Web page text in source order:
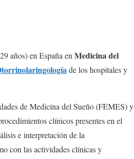
años) en España en Medicina del
de los hospitales y
de Medicina del Sueño (FEMES) y
clínicos presentes en el
e interpretación de la
con las actividades clínicas y